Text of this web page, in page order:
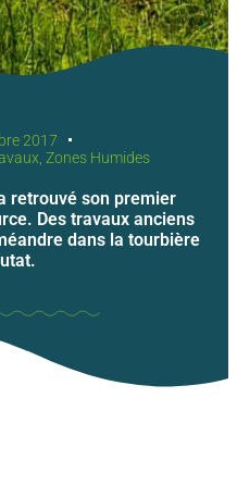
2017
Zones Humides
retrouvé son premier
Des travaux anciens
dans la tourbière